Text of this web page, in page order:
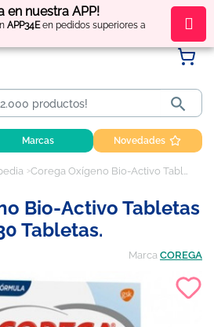
en nuestra APP!
APP34Een pedidos superiores a
puntos por tus compras

Marcas Novedades
Corega Oxígeno Bio-Activo Tabletas limpiadoras, 30 tabletas.
Bio-Activo Tabletas
Tabletas.
Marca COREGA